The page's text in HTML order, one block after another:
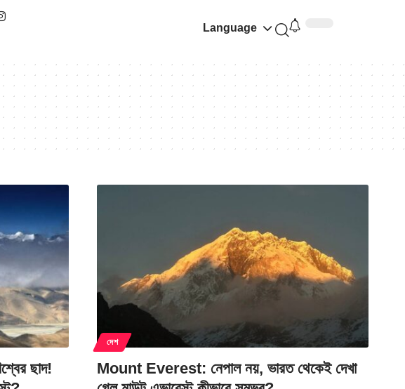
Language
ছাদ!
দেশ
Mount Everest: নেপাল নয়, ভারত থেকেই দেখা